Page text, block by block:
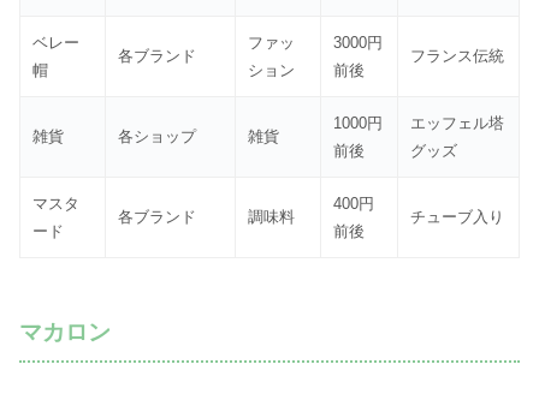
ベレー
帽
各ブランド
ファッ
ション
3000円
前後
フランス伝統
雑貨 各ショップ 雑貨
1000円
前後
エッフェル塔
グッズ
マスタ
ード
各ブランド 調味料
400円
前後
チューブ入り
マカロン